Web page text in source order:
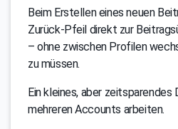
Beim Erstellen eines neuen
Zurück-Pfeil direkt zur
– ohne zwischen Profilen
zu müssen.
Ein kleines, aber
mehreren Accounts arbeiten.